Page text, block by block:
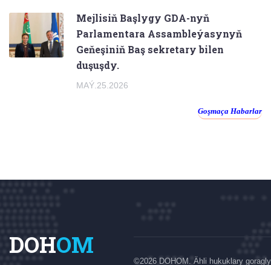
Mejlisiň Başlygy GDA-nyň
Parlamentara Assambleýasynyň
Geňeşiniň Baş sekretary bilen
duşuşdy.
MAÝ.25.2026
Goşmaça Habarlar
DOHOM
©2026 DOHOM. Ähli hukuklary goragly